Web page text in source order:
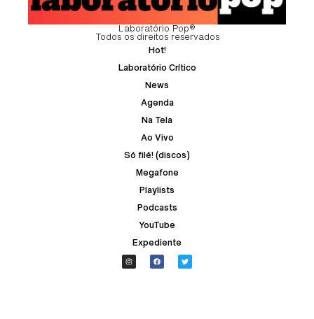
Laboratório Pop®
Todos os direitos reservados
Hot!
Laboratório Crítico
News
Agenda
Na Tela
Ao Vivo
Só filé! (discos)
Megafone
Playlists
Podcasts
YouTube
Expediente